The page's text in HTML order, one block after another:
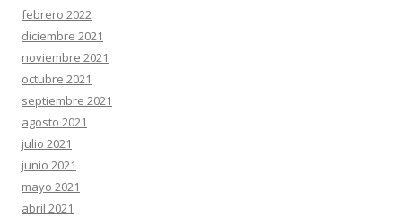
febrero 2022
diciembre 2021
noviembre 2021
octubre 2021
septiembre 2021
agosto 2021
julio 2021
junio 2021
mayo 2021
abril 2021